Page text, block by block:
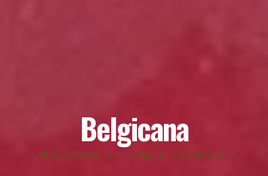
Belgicana
Plus de 14.000 livres belges en seconde main